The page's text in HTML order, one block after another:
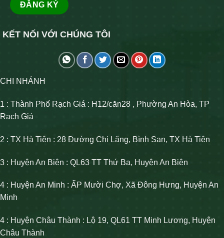
KẾT NỐI VỚI CHÚNG TÔI
CHI NHÁNH
1 : Thành Phố Rạch Giá : H12/căn28 , Phường An Hòa, TP
Rạch Giá
2 : TX Hà Tiên : 28 Đường Chi Lăng, Bình San, TX Hà Tiên
3 : Huyện An Biên : QL63 TT Thứ Ba, Huyện An Biên
4 : Huyện An Minh : ẤP Mười Chợ, Xã Đông Hưng, Huyện An
Minh
4 : Huyện Châu Thành : Lộ 19, QL61 TT Minh Lương, Huyện
Châu Thành